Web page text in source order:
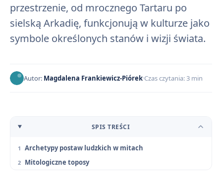
przestrzenie, od mrocznego Tartaru po
sielską Arkadię, funkcjonują w kulturze jako
symbole określonych stanów i wizji świata.
Autor: Magdalena Frankiewicz-Piórek Czas czytania: 3 min
SPIS TREŚCI
Archetypy postaw ludzkich w mitach
Mitologiczne toposy